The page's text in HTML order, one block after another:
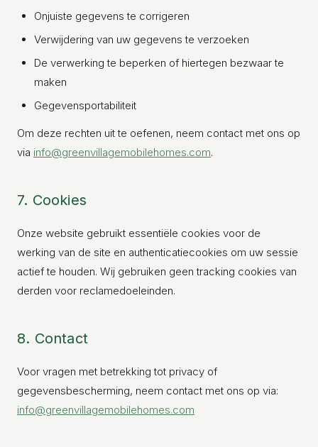
Onjuiste gegevens te corrigeren
Verwijdering van uw gegevens te verzoeken
De verwerking te beperken of hiertegen bezwaar te
maken
Gegevensportabiliteit
Om deze rechten uit te oefenen, neem contact met ons op
via info@greenvillagemobilehomes.com.
7. Cookies
Onze website gebruikt essentiële cookies voor de
werking van de site en authenticatiecookies om uw sessie
actief te houden. Wij gebruiken geen tracking cookies van
derden voor reclamedoeleinden.
8. Contact
Voor vragen met betrekking tot privacy of
gegevensbescherming, neem contact met ons op via:
info@greenvillagemobilehomes.com